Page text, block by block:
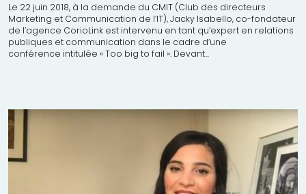
Le 22 juin 2018, à la demande du CMIT (Club des directeurs
Marketing et Communication de l’IT), Jacky Isabello, co-fondateur
de l’agence CorioLink est intervenu en tant qu’expert en relations
publiques et communication dans le cadre d’une
conférence intitulée « Too big to fail ». Devant...